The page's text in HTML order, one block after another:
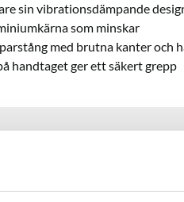
sin vibrationsdämpande
som minskar
med brutna kanter och
handtaget ger ett säkert grepp